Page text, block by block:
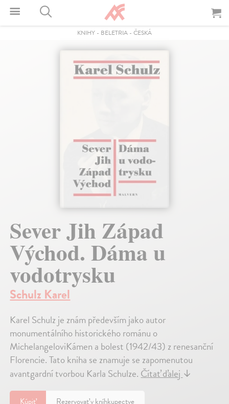
KNIHY - BELETRIA - ČESKÁ
Sever Jih Západ
Východ. Dáma u
vodotrysku
Schulz Karel
Karel Schulz je znám především jako autor
monumentálního historického románu o
MichelangeloviKámen a bolest (1942/43) z renesanční
Florencie. Tato kniha se znamuje se zapomenutou
avantgardní tvorbou Karla Schulze. Čítať ďalej ↓
Kúpiť Rezervovať v kníhkupectve